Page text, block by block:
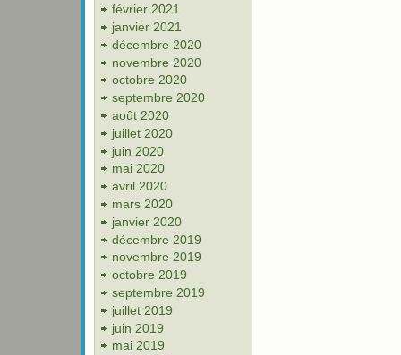
février 2021
janvier 2021
décembre 2020
novembre 2020
octobre 2020
septembre 2020
août 2020
juillet 2020
juin 2020
mai 2020
avril 2020
mars 2020
janvier 2020
décembre 2019
novembre 2019
octobre 2019
septembre 2019
juillet 2019
juin 2019
mai 2019